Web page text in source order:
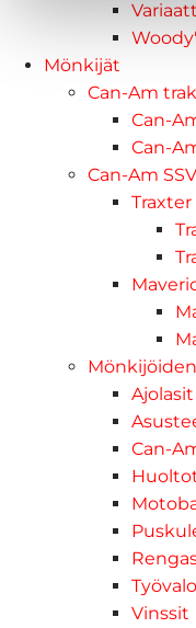
Mönkijät
Can-Am
Can-
Can-
Can-Am
Ajolasit
Can-
Vinssit